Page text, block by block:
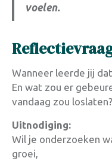
voelen.
Wanneer leerde jij
En wat zou er
vandaag zou loslaten?
Uitnodiging:
Wil je onderzoeken
groei,